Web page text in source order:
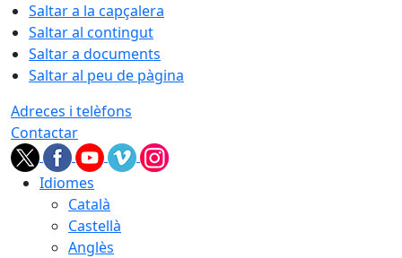
Saltar a la capçalera
Saltar al contingut
Saltar a documents
Saltar al peu de pàgina
Adreces i telèfons
Contactar
Idiomes
Català
Castellà
Anglès